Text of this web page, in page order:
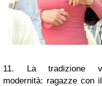
11. La tradizione
modernità: ragazze con